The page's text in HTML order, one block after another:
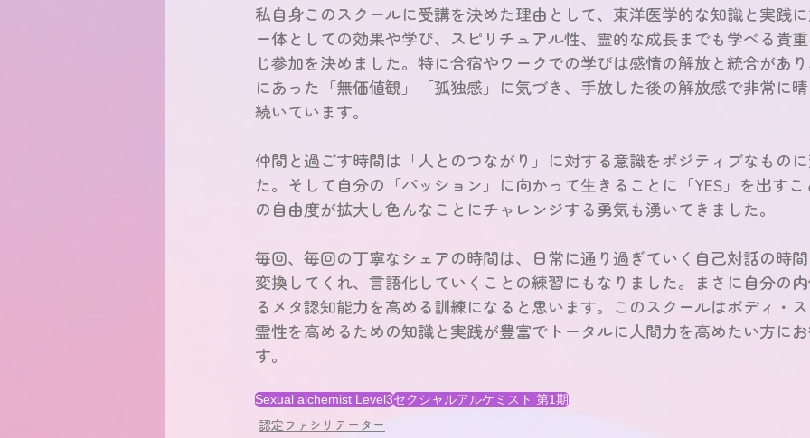
私自身このスクールに受講を決めた理由として、東洋医学的な知識と実践
ー体としての効果や学び、スピリチュアル性、霊的な成長までも学べる貴
じ参加を決めました。特に合宿やワークでの学びは感情の解放と統合があ
にあった「無価値観」「孤独感」に気づき、手放した後の解放感で非常に
続いています。
仲間と過ごす時間は「人とのつながり」に対する意識をポジティブなもの
た。そして自分の「パッション」に向かって生きることに「YES」を出す
の自由度が拡大し色んなことにチャレンジする勇気も湧いてきました。
毎回、毎回の丁寧なシェアの時間は、日常に通り過ぎていく自己対話の時
変換してくれ、言語化していくことの練習にもなりました。まさに自分の
るメタ認知能力を高める訓練になると思います。このスクールはボディ・
霊性を高めるための知識と実践が豊富でトータルに人間力を高めたい方に
す。
Sexual alchemist Level3セクシャルアルケミスト 第1期
認定ファシリテーター